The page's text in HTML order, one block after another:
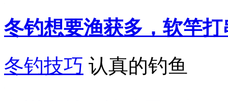
冬钓想要渔获多，软竿
冬钓技巧 认真的钓鱼